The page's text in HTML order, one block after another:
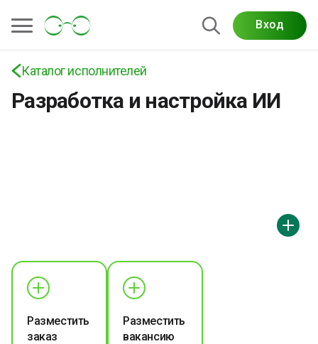
Вход
Каталог исполнителей
Разработка и настройка ИИ
Услуги по разработке и настройке ИИ:
внедрение в сайты и ПО, кастомные AI-модели,
обучение и доработка ИИ-решений
Разместить
заказ
Разместить
вакансию